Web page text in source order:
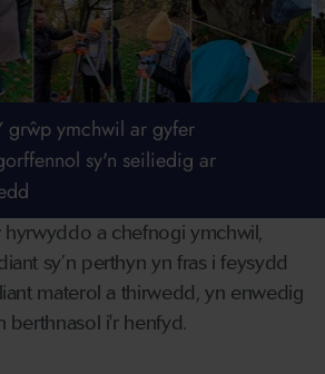
grŵp ymchwil ar gyfer
sy'n seiliedig ar
a chefnogi ymchwil,
sy’n perthyn yn fras i feysydd
materol a thirwedd, yn enwedig
berthnasol i'r henfyd.